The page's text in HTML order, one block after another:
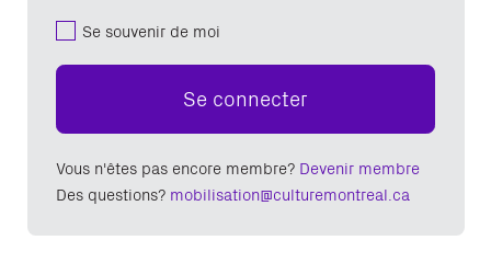
Se souvenir de moi
Se connecter
Vous n'êtes pas encore membre? Devenir membre
Des questions? mobilisation@culturemontreal.ca